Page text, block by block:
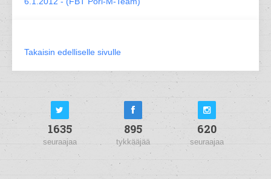
Takaisin edelliselle sivulle
1635
seuraajaa
895
tykkääjää
620
seuraajaa